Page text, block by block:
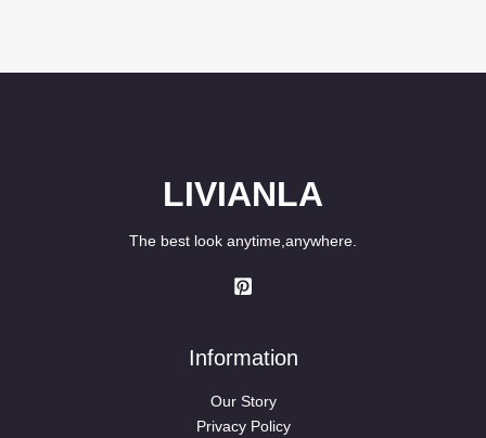
LIVIANLA
The best look anytime,anywhere.
Information
Our Story
Privacy Policy